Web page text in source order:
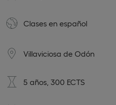
Clases en español
Villaviciosa de Odón
5 años, 300 ECTS